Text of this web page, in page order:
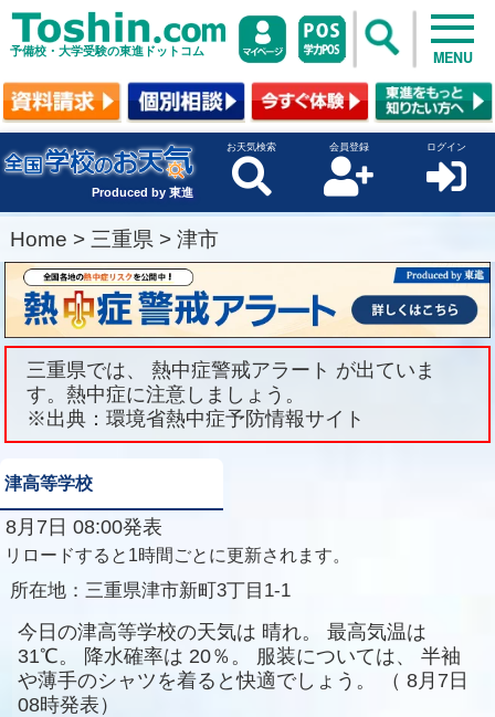
予備校・大学受験の東進ドットコム MENU
Produced by 東進
お天気検索 会員登録 ログイン
Home > 三重県 > 津市
三重県では、 熱中症警戒アラート が出ていま
す。熱中症に注意しましょう。
※出典：環境省熱中症予防情報サイト
津高等学校
8月7日 08:00発表
リロードすると1時間ごとに更新されます。
所在地： 三重県津市新町3丁目1-1
今日の津高等学校の天気は 晴れ。
最高気温は
31℃。
降水確率は 20％。 服装については、
半袖
や薄手のシャツを着ると快適でしょう。
（ 8月7日
08時発表）